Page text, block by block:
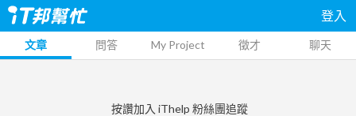
登入
文章 問答 My Project 徵才 聊天
按讚加入 iThelp 粉絲團追蹤